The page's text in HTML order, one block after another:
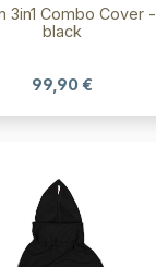
3in1 Combo Cover
black
99,90 €